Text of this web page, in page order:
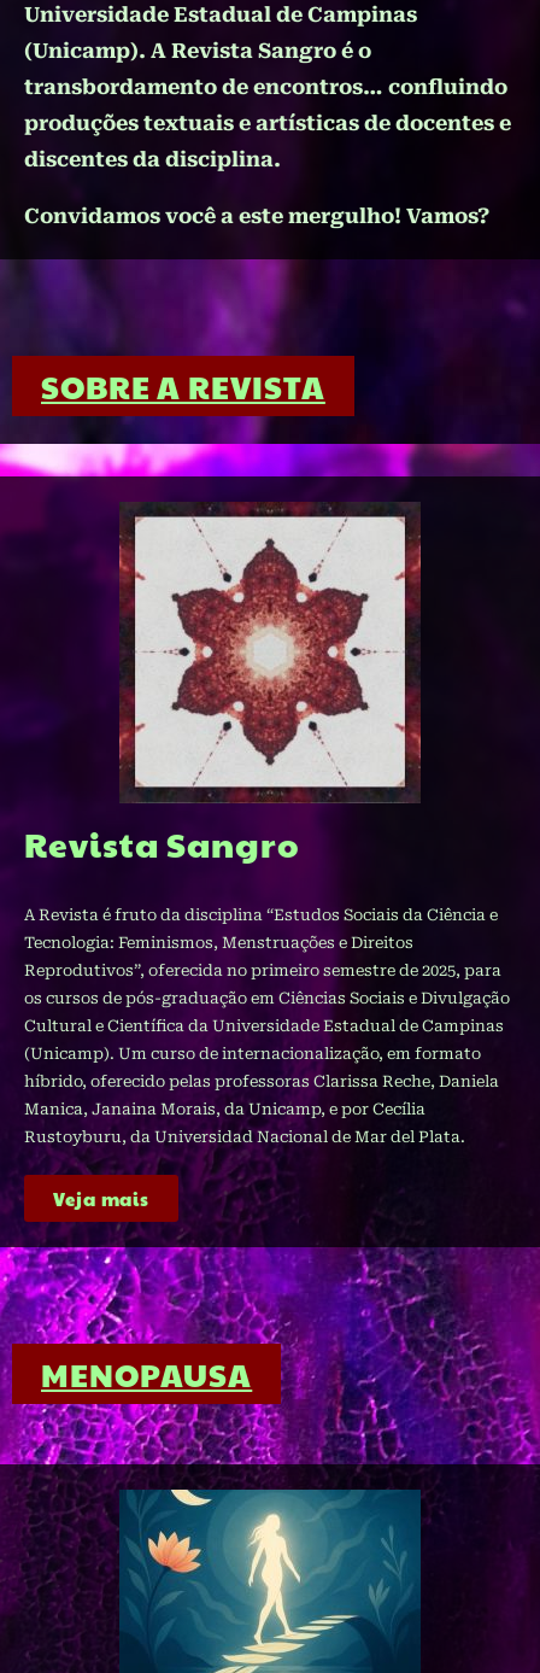
Universidade Estadual de Campinas
(Unicamp). A Revista Sangro é o
transbordamento de encontros… confluindo
produções textuais e artísticas de docentes e
discentes da disciplina.
Convidamos você a este mergulho! Vamos?
SOBRE A REVISTA
Revista Sangro
A Revista é fruto da disciplina “Estudos Sociais da Ciência e
Tecnologia: Feminismos, Menstruações e Direitos
Reprodutivos”, oferecida no primeiro semestre de 2025, para
os cursos de pós-graduação em Ciências Sociais e Divulgação
Cultural e Científica da Universidade Estadual de Campinas
(Unicamp). Um curso de internacionalização, em formato
híbrido, oferecido pelas professoras Clarissa Reche, Daniela
Manica, Janaina Morais, da Unicamp, e por Cecília
Rustoyburu, da Universidad Nacional de Mar del Plata.
Veja mais
MENOPAUSA